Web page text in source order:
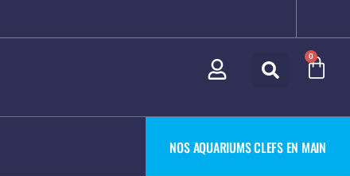
0
NOS AQUARIUMS CLEFS EN MAIN